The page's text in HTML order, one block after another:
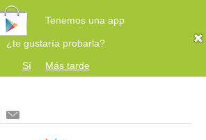
Tenemos una app
¿te gustaría probarla?
Sí
Más tarde